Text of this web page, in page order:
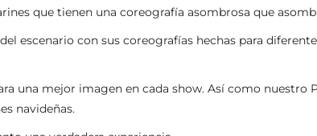
que tienen una coreografía asombrosa que
escenario con sus coreografías hechas para
una mejor imagen en cada show. Así como nuestro
navideñas.